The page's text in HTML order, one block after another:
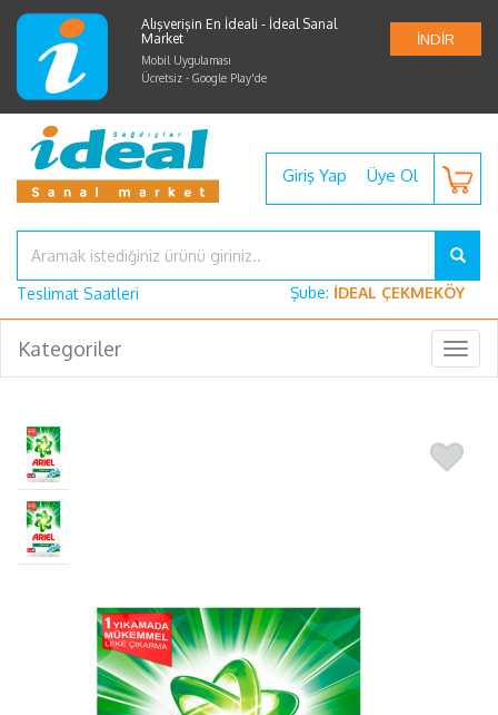
Alışverişin En İdeali - İdeal Sanal
Market
Mobil Uygulaması
Ücretsiz - Google Play'de
İNDİR
Giriş Yap Üye Ol
Teslimat Saatleri Şube: İDEAL ÇEKMEKÖY
Kategoriler